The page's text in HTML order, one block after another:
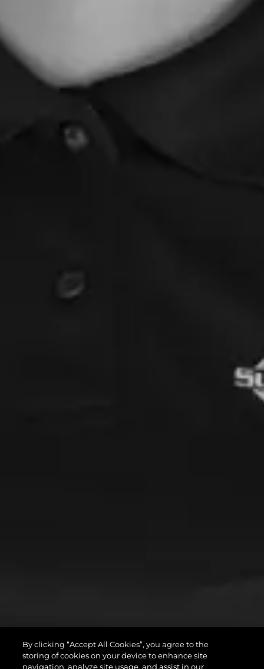
By clicking “Accept All Cookies”, you agree to the
storing of cookies on your device to enhance site
navigation, analyze site usage, and assist in our